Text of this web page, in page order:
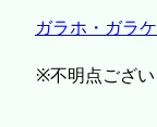
ガラホ・ガラ
※不明点ござ